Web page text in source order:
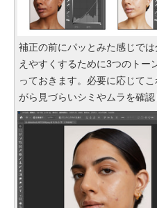
補正の前にパッとみた感じで
えやすくするために3つのトー
っておきます。必要に応じて
がら見づらいシミやムラを確